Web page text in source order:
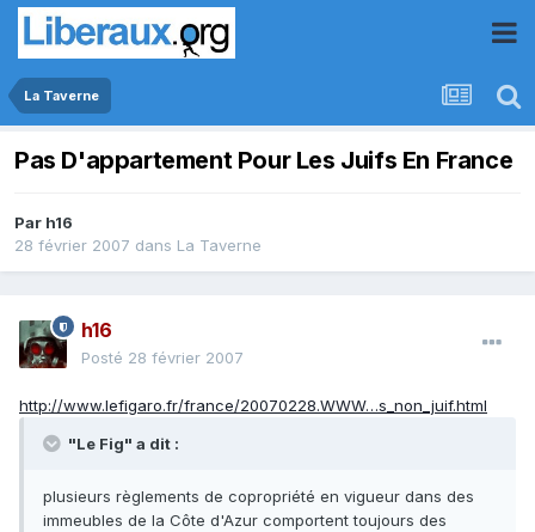
La Taverne
Pas D'appartement Pour Les Juifs En France
Par h16
28 février 2007 dans La Taverne
h16
Posté 28 février 2007
http://www.lefigaro.fr/france/20070228.WWW…s_non_juif.html
"Le Fig" a dit :
plusieurs règlements de copropriété en vigueur dans des
immeubles de la Côte d'Azur comportent toujours des